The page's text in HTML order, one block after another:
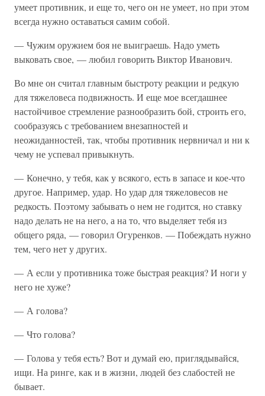
умеет противник, и еще то, чего он не умеет, но при этом
всегда нужно оставаться самим собой.
— Чужим оружием боя не выиграешь. Надо уметь
выковать свое, — любил говорить Виктор Иванович.
Во мне он считал главным быстроту реакции и редкую
для тяжеловеса подвижность. И еще мое всегдашнее
настойчивое стремление разнообразить бой, строить его,
сообразуясь с требованием внезапностей и
неожиданностей, так, чтобы противник нервничал и ни к
чему не успевал привыкнуть.
— Конечно, у тебя, как у всякого, есть в запасе и кое-что
другое. Например, удар. Но удар для тяжеловесов не
редкость. Поэтому забывать о нем не годится, но ставку
надо делать не на него, а на то, что выделяет тебя из
общего ряда, — говорил Огуренков. — Побеждать нужно
тем, чего нет у других.
— А если у противника тоже быстрая реакция? И ноги у
него не хуже?
— А голова?
— Что голова?
— Голова у тебя есть? Вот и думай ею, приглядывайся,
ищи. На ринге, как и в жизни, людей без слабостей не
бывает.